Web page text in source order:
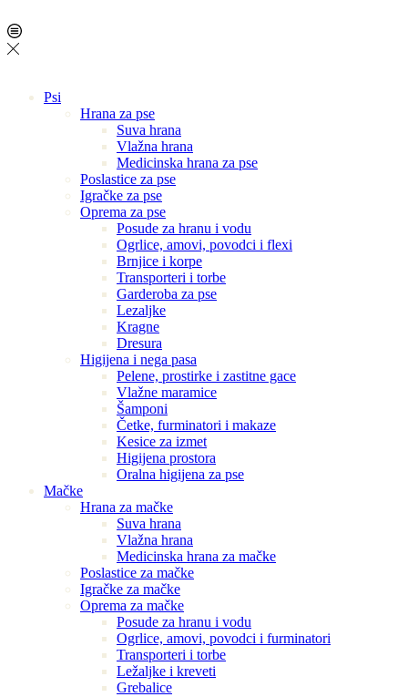
Psi
Hrana za pse
Suva hrana
Vlažna hrana
Medicinska hrana za pse
Poslastice za pse
Igračke za pse
Oprema za pse
Posude za hranu i vodu
Ogrlice, amovi, povodci i flexi
Brnjice i korpe
Transporteri i torbe
Garderoba za pse
Lezaljke
Kragne
Dresura
Higijena i nega pasa
Pelene, prostirke i zastitne gace
Vlažne maramice
Šamponi
Četke, furminatori i makaze
Kesice za izmet
Higijena prostora
Oralna higijena za pse
Mačke
Hrana za mačke
Suva hrana
Vlažna hrana
Medicinska hrana za mačke
Poslastice za mačke
Igračke za mačke
Oprema za mačke
Posude za hranu i vodu
Ogrlice, amovi, povodci i furminatori
Transporteri i torbe
Ležaljke i kreveti
Grebalice